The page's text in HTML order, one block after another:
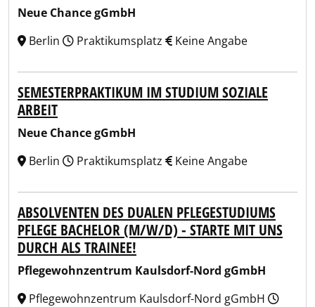
Neue Chance gGmbH
Berlin
Praktikumsplatz Keine Angabe
SEMESTERPRAKTIKUM IM STUDIUM SOZIALE
ARBEIT
Neue Chance gGmbH
Berlin
Praktikumsplatz Keine Angabe
ABSOLVENTEN DES DUALEN PFLEGESTUDIUMS
PFLEGE BACHELOR (M/W/D) - STARTE MIT UNS
DURCH ALS TRAINEE!
Pflegewohnzentrum Kaulsdorf-Nord gGmbH
Pflegewohnzentrum Kaulsdorf-Nord gGmbH